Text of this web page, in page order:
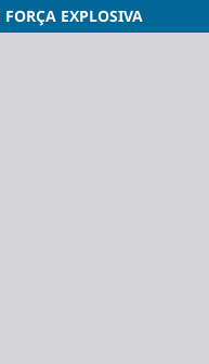
EXPLOSIVA